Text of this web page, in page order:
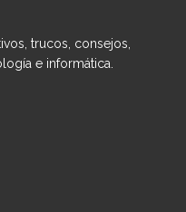
trucos, consejos,
e informática.